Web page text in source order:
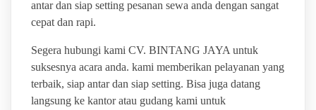
antar dan siap setting pesanan sewa anda dengan sangat
cepat dan rapi.
Segera hubungi kami CV. BINTANG JAYA untuk
suksesnya acara anda. kami memberikan pelayanan yang
terbaik, siap antar dan siap setting. Bisa juga datang
langsung ke kantor atau gudang kami untuk